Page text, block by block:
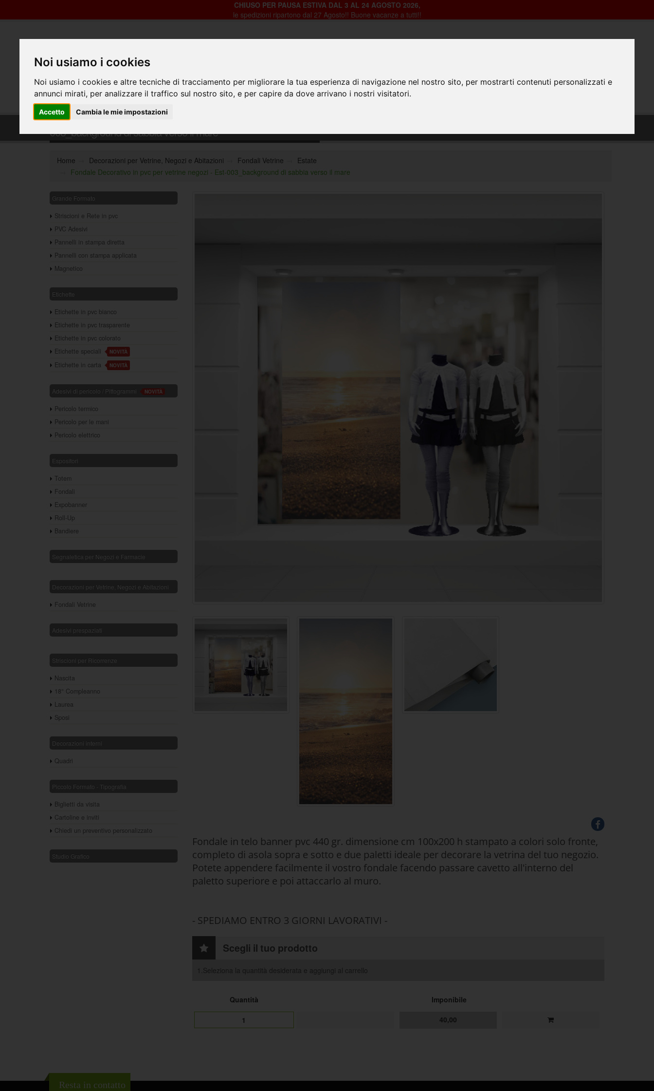
Noi usiamo i cookies
Noi usiamo i cookies e altre tecniche di tracciamento per migliorare la tua esperienza di navigazione nel nostro sito, per mostrarti contenuti personalizzati e
annunci mirati, per analizzare il traffico sul nostro sito, e per capire da dove arrivano i nostri visitatori.
Accetto Cambia le mie impostazioni
CHIUSO PER PAUSA ESTIVA DAL 3 AL 24 AGOSTO 2026,
le spedizioni ripartono dal 27 Agosto!! Buone vacanze a tutti!!
HOME PRODOTTI CHI SIAMO
Fondale Decorativo in pvc per vetrine negozi - Est-
003_background di sabbia verso il mare
Home Decorazioni per Vetrine, Negozi e Abitazioni Fondali Vetrine
Estate
Fondale Decorativo in pvc per vetrine negozi - Est-003_background di sabbia verso il mare
Grande Formato
Striscioni e Rete in pvc
PVC Adesivi
Pannelli in stampa diretta
Pannelli con stampa applicata
Magnetico
Etichette
Etichette in pvc bianco
Etichette in pvc trasparente
Etichette in pvc colorato
Etichette speciali
NOVITÀ
Etichette in carta NOVITÀ
Adesivi di pericolo / Pittogrammi NOVITÀ
Pericolo termico
Pericolo per le mani
Pericolo elettrico
Espositori
Totem
Fondali
Expobanner
Roll-Up
Bandiere
Segnaletica per Negozi e Farmacie
Decorazioni per Vetrine, Negozi e Abitazioni
Fondali Vetrine
Adesivi prespaziati
Striscioni per Ricorrenze
Nascita
18° Compleanno
Laurea
Sposi
Decorazioni interni
Quadri
Piccolo Formato - Tipografia
Biglietti da visita
Cartoline e inviti
Chiedi un preventivo personalizzato
Studio Grafico
Fondale in telo banner pvc 440 gr. dimensione cm 100x200 h stampato a colori solo fronte,
completo di asola sopra e sotto e due paletti ideale per decorare la vetrina del tuo negozio.
Potete appendere facilmente il vostro fondale facendo passare cavetto all'interno del
paletto superiore e poi attaccarlo al muro.
- SPEDIAMO ENTRO 3 GIORNI LAVORATIVI -
Scegli il tuo prodotto
1.Seleziona la quantità desiderata e aggiungi al carrello
Quantità Imponibile
1 40,00
Resta in contatto